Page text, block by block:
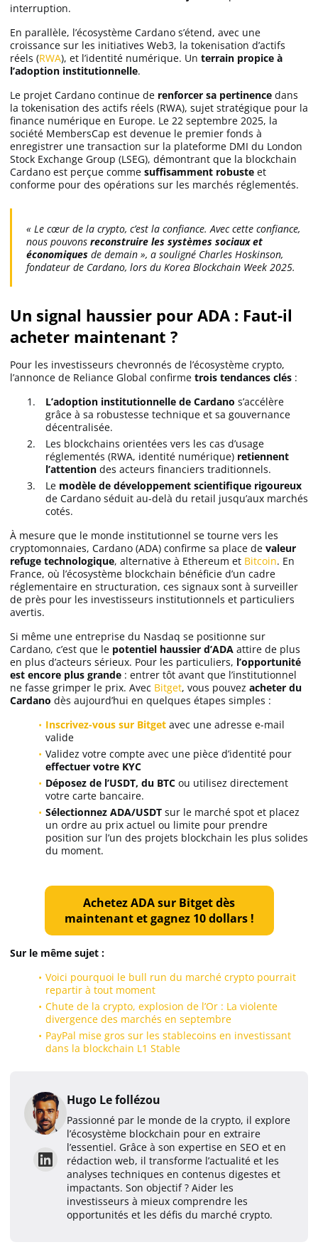
interruption.
En parallèle, l’écosystème Cardano s’étend, avec une
croissance sur les initiatives Web3, la tokenisation d’actifs
réels (RWA), et l’identité numérique. Un terrain propice à
l’adoption institutionnelle.
Le projet Cardano continue de renforcer sa pertinence dans
la tokenisation des actifs réels (RWA), sujet stratégique pour la
finance numérique en Europe. Le 22 septembre 2025, la
société MembersCap est devenue le premier fonds à
enregistrer une transaction sur la plateforme DMI du London
Stock Exchange Group (LSEG), démontrant que la blockchain
Cardano est perçue comme suffisamment robuste et
conforme pour des opérations sur les marchés réglementés.
« Le cœur de la crypto, c’est la confiance. Avec cette confiance,
nous pouvons reconstruire les systèmes sociaux et
économiques de demain », a souligné Charles Hoskinson,
fondateur de Cardano, lors du Korea Blockchain Week 2025.
Un signal haussier pour ADA : Faut-il
acheter maintenant ?
Pour les investisseurs chevronnés de l’écosystème crypto,
l’annonce de Reliance Global confirme trois tendances clés :
L’adoption institutionnelle de Cardano s’accélère
grâce à sa robustesse technique et sa gouvernance
décentralisée.
Les blockchains orientées vers les cas d’usage
réglementés (RWA, identité numérique) retiennent
l’attention des acteurs financiers traditionnels.
Le modèle de développement scientifique rigoureux
de Cardano séduit au-delà du retail jusqu’aux marchés
cotés.
À mesure que le monde institutionnel se tourne vers les
cryptomonnaies, Cardano (ADA) confirme sa place de valeur
refuge technologique, alternative à Ethereum et Bitcoin. En
France, où l’écosystème blockchain bénéficie d’un cadre
réglementaire en structuration, ces signaux sont à surveiller
de près pour les investisseurs institutionnels et particuliers
avertis.
Si même une entreprise du Nasdaq se positionne sur
Cardano, c’est que le potentiel haussier d’ADA attire de plus
en plus d’acteurs sérieux. Pour les particuliers, l’opportunité
est encore plus grande : entrer tôt avant que l’institutionnel
ne fasse grimper le prix. Avec Bitget, vous pouvez acheter du
Cardano dès aujourd’hui en quelques étapes simples :
Inscrivez-vous sur Bitget avec une adresse e-mail
valide
Validez votre compte avec une pièce d’identité pour
effectuer votre KYC
Déposez de l’USDT, du BTC ou utilisez directement
votre carte bancaire.
Sélectionnez ADA/USDT sur le marché spot et placez
un ordre au prix actuel ou limite pour prendre
position sur l’un des projets blockchain les plus solides
du moment.
Achetez ADA sur Bitget dès
maintenant et gagnez 10 dollars !
Sur le même sujet :
Voici pourquoi le bull run du marché crypto pourrait
repartir à tout moment
Chute de la crypto, explosion de l’Or : La violente
divergence des marchés en septembre
PayPal mise gros sur les stablecoins en investissant
dans la blockchain L1 Stable
Hugo Le follézou
Passionné par le monde de la crypto, il explore
l’écosystème blockchain pour en extraire
l’essentiel. Grâce à son expertise en SEO et en
rédaction web, il transforme l’actualité et les
analyses techniques en contenus digestes et
impactants. Son objectif ? Aider les
investisseurs à mieux comprendre les
opportunités et les défis du marché crypto.